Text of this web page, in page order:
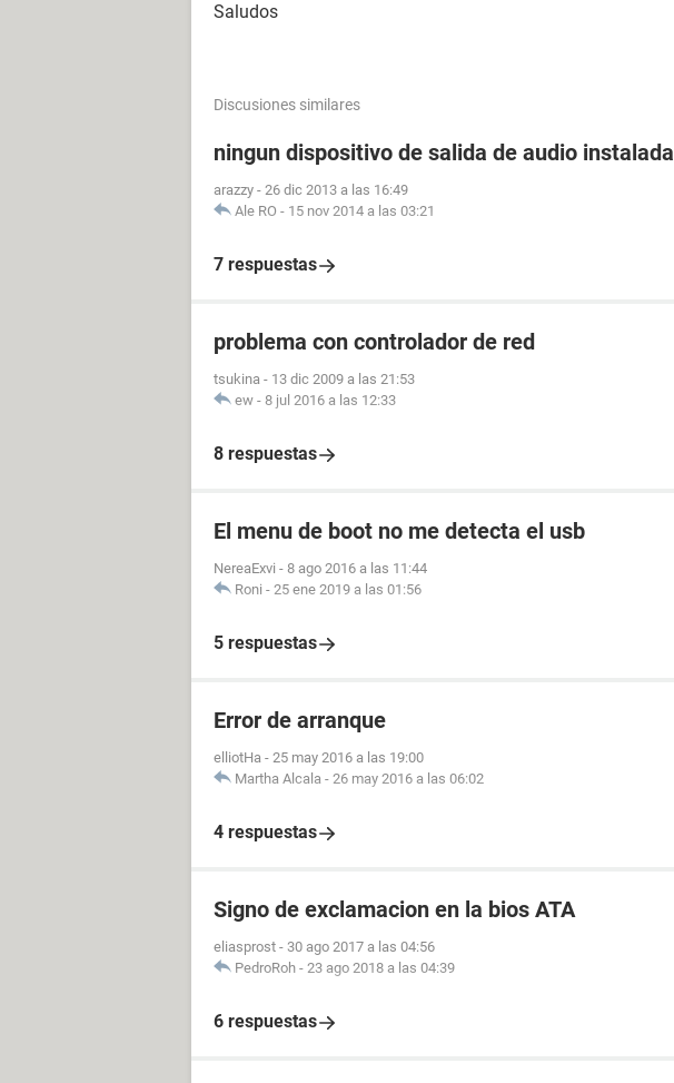
Saludos
Discusiones similares
ningun dispositivo de salida de audio instalada
arazzy - 26 dic 2013 a las 16:49
Ale RO - 15 nov 2014 a las 03:21
7 respuestas
problema con controlador de red
tsukina - 13 dic 2009 a las 21:53
ew - 8 jul 2016 a las 12:33
8 respuestas
El menu de boot no me detecta el usb
NereaExvi - 8 ago 2016 a las 11:44
Roni - 25 ene 2019 a las 01:56
5 respuestas
Error de arranque
elliotHa - 25 may 2016 a las 19:00
Martha Alcala - 26 may 2016 a las 06:02
4 respuestas
Signo de exclamacion en la bios ATA
eliasprost - 30 ago 2017 a las 04:56
PedroRoh - 23 ago 2018 a las 04:39
6 respuestas